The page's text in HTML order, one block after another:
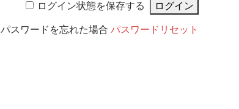
ログイン状態を保存する
パスワードを忘れた場合 パスワードリセット